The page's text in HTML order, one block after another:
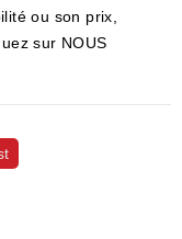
ou son prix,
sur NOUS